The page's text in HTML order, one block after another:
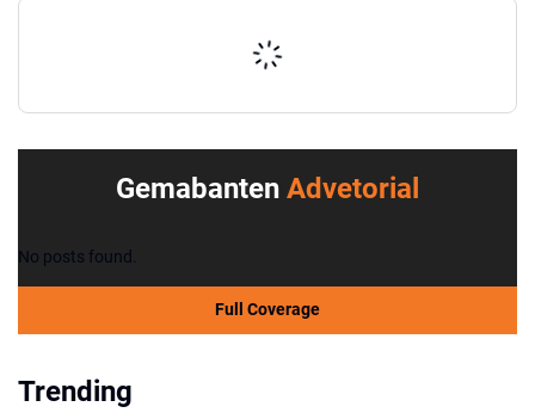
Gemabanten Advetorial
No posts found.
Full Coverage
Trending